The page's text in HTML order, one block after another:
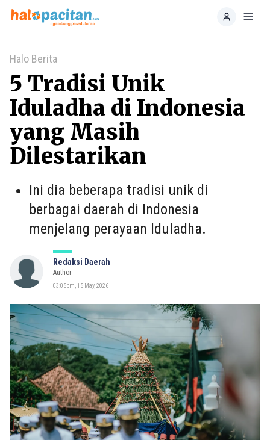
Home
Halo Berita
5 Tradisi Unik
Iduladha di Indonesia
yang Masih
Dilestarikan
Ini dia beberapa tradisi unik di
berbagai daerah di Indonesia
menjelang perayaan Iduladha.
Redaksi Daerah
Author
03:05pm, 15 May, 2026